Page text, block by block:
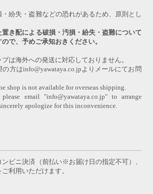
紛失・盗難などの恐れがあるため、原則とし
き配による破損・汚損・紛失・盗難について
で、予めご承知おきください。
は海外への発送に対応しておりません。
方はinfo@yawataya.co.jpよりメールにてお問
shop is not available for overseas shipping.
email "info@yawataya.co.jp" to arrange
apologize for this inconvenience.
ビニ決済（前払い※お届け日の指定不可）、
利用いただけます。